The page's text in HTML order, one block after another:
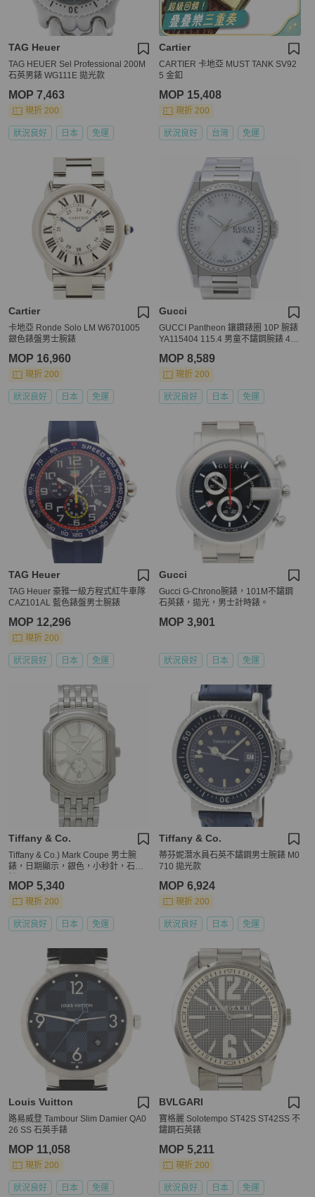
TAG Heuer
TAG HEUER Sel Professional 200M
石英男錶 WG111E 拋光款
MOP 7,463
現折 200
狀況良好 日本 免運
Cartier
CARTIER 卡地亞 MUST TANK SV92
5 金釦
MOP 15,408
現折 200
狀況良好 台灣 免運
Cartier
卡地亞 Ronde Solo LM W6701005
銀色錶盤男士腕錶
MOP 16,960
現折 200
狀況良好 日本 免運
Gucci
GUCCI Pantheon 鑲鑽錶圈 10P 腕錶
YA115404 115.4 男童不鏽鋼腕錶 405
MOP 8,589
現折 200
狀況良好 日本 免運
TAG Heuer
TAG Heuer 豪雅一級方程式紅牛車隊
CAZ101AL 藍色錶盤男士腕錶
MOP 12,296
現折 200
狀況良好 日本 免運
Gucci
Gucci G-Chrono腕錶，101M不鏽鋼
石英錶，拋光，男士計時錶。
MOP 3,901
狀況良好 日本 免運
Tiffany & Co.
Tiffany & Co.) Mark Coupe 男士腕
錶，日期顯示，銀色，小秒針，石英
MOP 5,340
現折 200
狀況良好 日本 免運
Tiffany & Co.
蒂芬妮潛水員石英不鏽鋼男士腕錶 M0
710 拋光款
MOP 6,924
現折 200
狀況良好 日本 免運
Louis Vuitton
路易威登 Tambour Slim Damier QA0
26 SS 石英手錶
MOP 11,058
現折 200
狀況良好 日本 免運
BVLGARI
寶格麗 Solotempo ST42S ST42SS 不
鏽鋼石英錶
MOP 5,211
現折 200
狀況良好 日本 免運